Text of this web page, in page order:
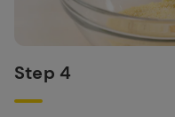
Step 4